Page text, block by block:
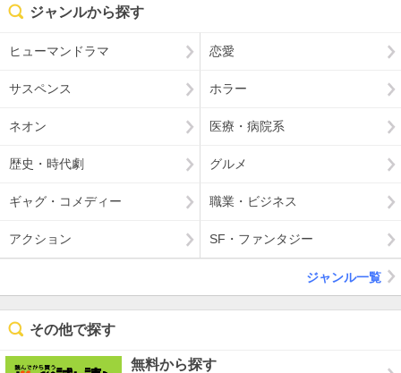
ジャンルから探す
ヒューマンドラマ 恋愛
サスペンス ホラー
ネオン 医療・病院系
歴史・時代劇 グルメ
ギャグ・コメディー 職業・ビジネス
アクション SF・ファンタジー
ジャンル一覧
その他で探す
無料から探す